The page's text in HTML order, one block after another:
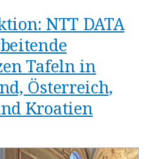
NTT DATA
Tafeln in
Österreich,
Kroatien